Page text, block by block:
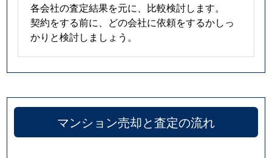
各会社の査定結果を元に、比較検討します。
契約をする前に、どの会社に依頼をするかしっ
かりと検討しましょう。
マンション売却と査定の流れ